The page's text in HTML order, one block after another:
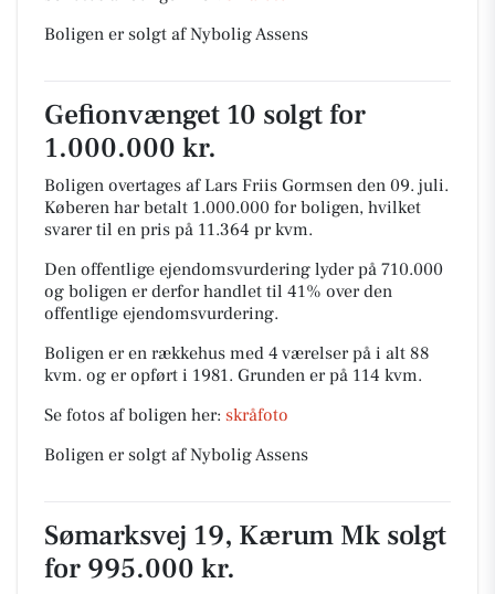
Boligen er solgt af Nybolig Assens
Gefionvænget 10 solgt for
1.000.000 kr.
Boligen overtages af Lars Friis Gormsen den 09. juli.
Køberen har betalt 1.000.000 for boligen, hvilket
svarer til en pris på 11.364 pr kvm.
Den offentlige ejendomsvurdering lyder på 710.000
og boligen er derfor handlet til 41% over den
offentlige ejendomsvurdering.
Boligen er en rækkehus med 4 værelser på i alt 88
kvm. og er opført i 1981. Grunden er på 114 kvm.
Se fotos af boligen her: skråfoto
Boligen er solgt af Nybolig Assens
Sømarksvej 19, Kærum Mk solgt
for 995.000 kr.